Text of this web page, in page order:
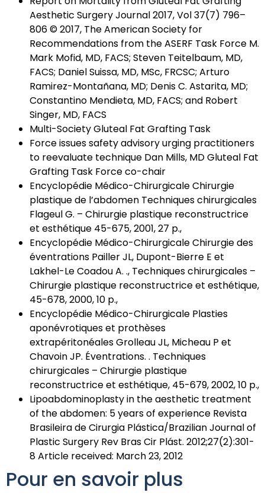
Aesthetic Surgery Journal 2017, Vol 37(7) 796–
806 © 2017, The American Society for
Recommendations from the ASERF Task Force M.
Mark Mofid, MD, FACS; Steven Teitelbaum, MD,
FACS; Daniel Suissa, MD, MSc, FRCSC; Arturo
Ramirez-Montañana, MD; Denis C. Astarita, MD;
Constantino Mendieta, MD, FACS; and Robert
Singer, MD, FACS
Multi-Society Gluteal Fat Grafting Task
Force issues safety advisory urging practitioners
to reevaluate technique Dan Mills, MD Gluteal Fat
Grafting Task Force co-chair
Encyclopédie Médico-Chirurgicale Chirurgie
plastique de l’abdomen Techniques chirurgicales
Flageul G. – Chirurgie plastique reconstructrice
et esthétique 45-675, 2001, 27 p.,
Encyclopédie Médico-Chirurgicale Chirurgie des
éventrations Pailler JL, Dupont-Bierre E et
Lakhel-Le Coadou A. ., Techniques chirurgicales –
Chirurgie plastique reconstructrice et esthétique,
45-678, 2000, 10 p.,
Encyclopédie Médico-Chirurgicale Plasties
aponévrotiques et prothèses
extrapéritonéales Grolleau JL, Micheau P et
Chavoin JP. Éventrations. . Techniques
chirurgicales – Chirurgie plastique
reconstructrice et esthétique, 45-679, 2002, 10 p.,
Lipoabdominoplasty in the aesthetic treatment
of the abdomen: 5 years of experience Revista
Brasileira de Cirurgia Plástica/Brazilian Journal of
Plastic Surgery Rev Bras Cir Plást. 2012;27(2):301-
8 Article received: March 23, 2012
Pour en savoir plus